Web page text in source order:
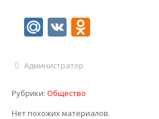
Mail.Ru
VK
Администратор
Рубрики: Общество
Нет похожих материалов.